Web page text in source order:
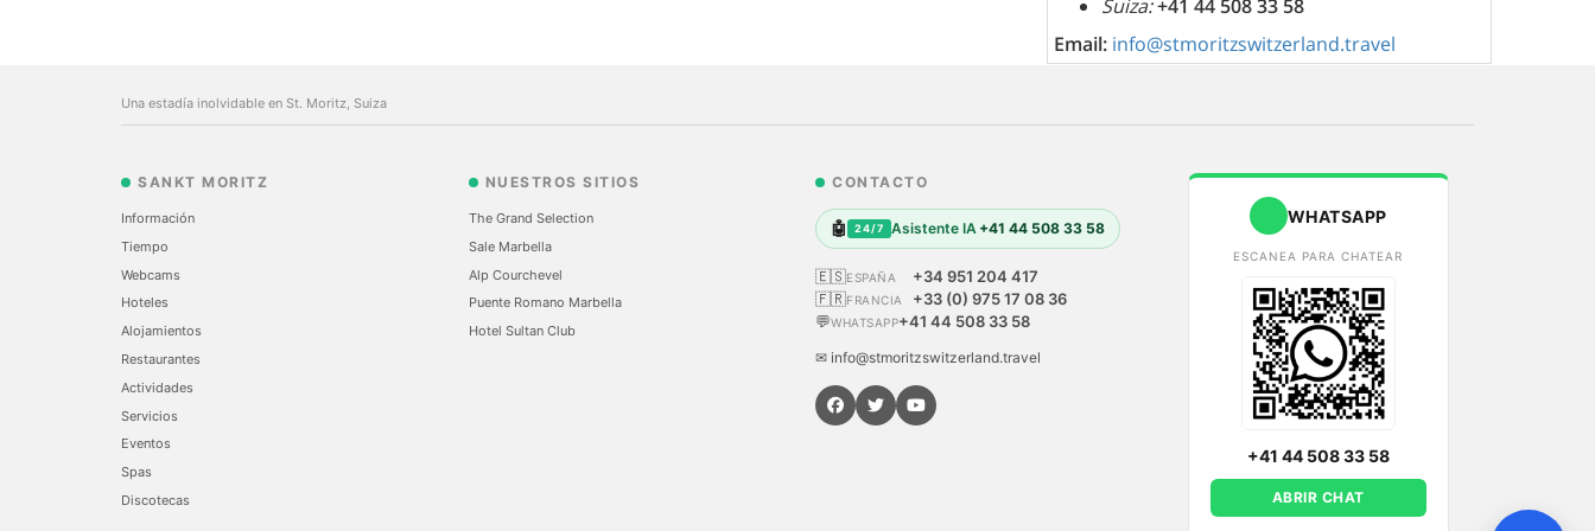
Suiza:+41 44 508 33 58
Email: info@stmoritzswitzerland.travel
Una estadía inolvidable en St. Moritz, Suiza
SANKT MORITZ
Información
Tiempo
Webcams
Hoteles
Alojamientos
Restaurantes
Actividades
Servicios
Eventos
Spas
Discotecas
NUESTROS SITIOS
The Grand Selection
Sale Marbella
Alp Courchevel
Puente Romano Marbella
Hotel Sultan Club
CONTACTO
🤖 24/7 Asistente IA +41 44 508 33 58
🇪🇸ESPAÑA
+34 951 204 417
🇫🇷FRANCIA
+33 (0) 975 17 08 36
💬WHATSAPP+41 44 508 33 58
✉ info@stmoritzswitzerland.travel
WHATSAPP
ESCANEA PARA CHATEAR
+41 44 508 33 58
ABRIR CHAT